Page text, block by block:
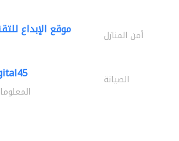
موقع الإبداع أمن المنازل
الصيانة